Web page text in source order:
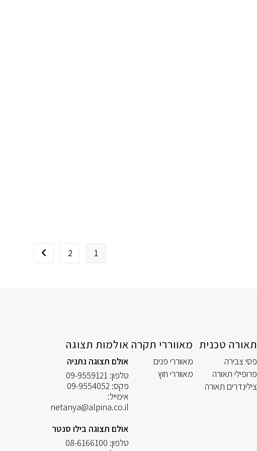
1
2 מעבר לעמוד
תאורה טכנית
פסי צבירה
פרופילי תאורה
צילינדרים תאורה
מאווררי תקרה
מאווררי פנים
מאווררי חוץ
אולמות תצוגה
אולם תצוגה נתניה
טלפון: 09-9559121
פקס: 09-9554052
אימייל:
netanya@alpina.co.il
אולם תצוגה בילו סנטר
טלפון: 08-6166100